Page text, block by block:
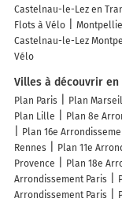
Castelnau-le-Lez en
Flots à Vélo
Castelnau-le-Lez
Vélo
Villes à découvrir en
Plan Paris Plan
Plan Lille
Plan 8e
Plan 16e
Rennes
Plan 11e
Provence
Plan 18e
Arrondissement Paris
Arrondissement Paris